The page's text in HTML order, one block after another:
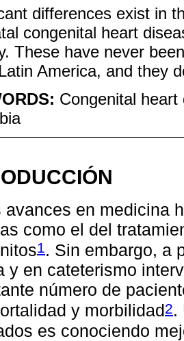
differences exist in
congenital heart
These have never
America, and they
Congenital
avances en medicina
como el del
1. Sin embargo, a
y en cateterismo
número de
y morbilidad2.
es conociendo